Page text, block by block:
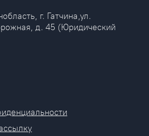
г. Гатчина,ул.
д. 45 (Юридический